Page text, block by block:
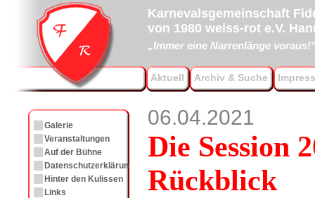
Karnevalsgemeinschaft
von 1980 weiss-rot e.V.
„Immer eine Narrenlänge
Aktuell Archiv & Suche
06.04.2021
Die Session
Rückblick
Galerie
Veranstaltungen
Auf der Bühne
Datenschutzerklärung
Hinter den Kulissen
Links